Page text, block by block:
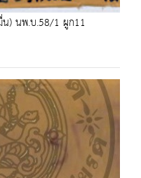
) นพ.บ.58/1 ผูก11